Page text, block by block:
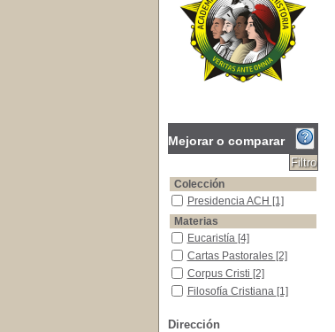
Mejorar o comparar
Colección
Presidencia ACH
Presidencia ACH [1]
Materias
Eucaristía
Eucaristía [4]
Cartas Pastorales
Cartas Pastorales [2]
Corpus Cristi
Corpus Cristi [2]
Filosofía Cristiana
Filosofía Cristiana [1]
Jesús[1]
Dirección